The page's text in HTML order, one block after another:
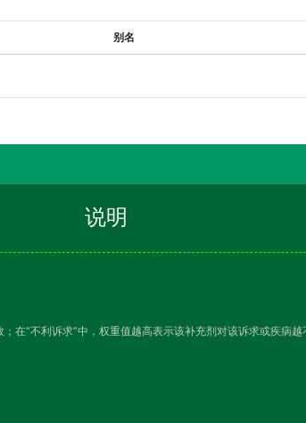
别名
说明
在“不利诉求”中，权重值越高表示该补充剂对该诉求或疾病